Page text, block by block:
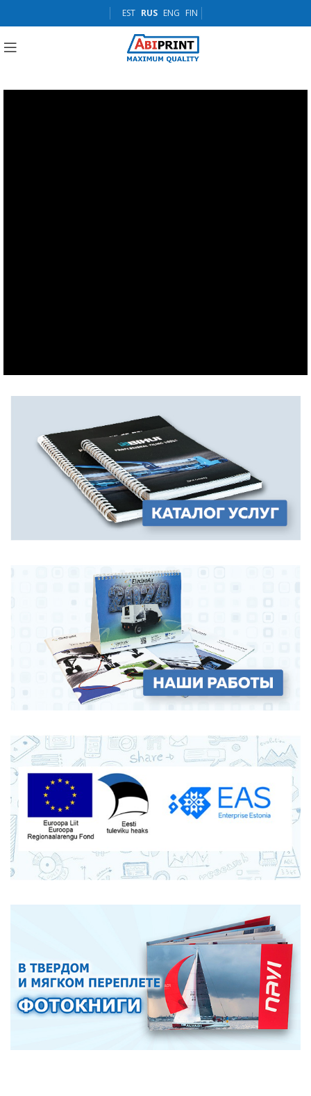
EST RUS ENG FIN